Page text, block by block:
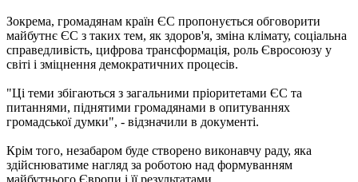
Зокрема, громадянам країн ЄС пропонується обговорити
майбутнє ЄС з таких тем, як здоров'я, зміна клімату, соціальна
справедливість, цифрова трансформація, роль Євросоюзу у
світі і зміцнення демократичних процесів.
"Ці теми збігаються з загальними пріоритетами ЄС та
питаннями, піднятими громадянами в опитуваннях
громадської думки", - відзначили в документі.
Крім того, незабаром буде створено виконавчу раду, яка
здійснюватиме нагляд за роботою над формуванням
майбутнього Європи і її результатами.